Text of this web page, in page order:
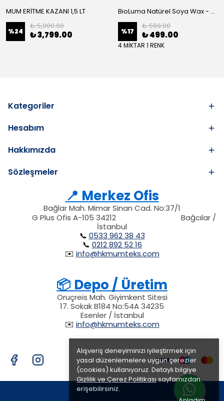
Alışveriş deneyiminizi iyileştirmek için
yasal düzenlemelere uygun çerezler
(cookies) kullanıyoruz. Detaylı bilgiye
Gizlilik ve Çerez Politikasısayfamızdan
erişebilirsiniz.
MUM ERİTME KAZANI 1,5 LT
%24
₺ 5,000.00
₺ 3,799.00
BioLuma Natürel Soya Wax - Kap İçi Mum
%17
₺ 599.00
₺ 499.00
4 MİKTAR 1 RENK
Kategoriler
Hesabım
Hakkımızda
Sözleşmeler
📍 Merkez Ofis
Bağlar Mah. Mimar Sinan Cad. No:37/1
G Plus Ofis A-105 34212
Bağcılar /
İstanbul
📞 0533 962 38 43
📞 0212 892 52 16
✉️ info@hkmumteks.com
📦 Depo / Üretim
Oruçreis Mah. Giyimkent Sitesi
17. Sokak B184 No:54A 34235
Esenler / İstanbul
✉️ info@hkmumteks.com